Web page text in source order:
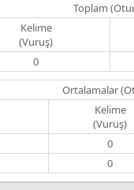
Toplam
Kelime
(Vuruş)
0
Ortalamalar
Kelime
(Vuruş)
0
0